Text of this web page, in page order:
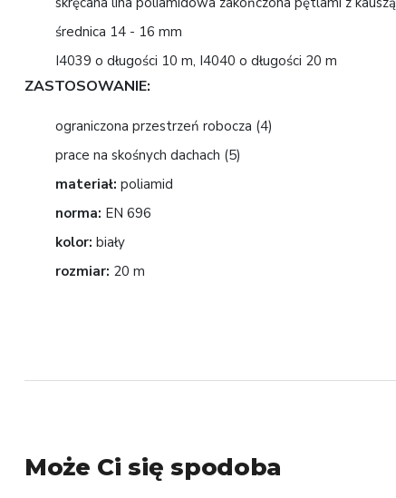
średnica 14 - 16 mm
I4039 o długości 10 m, I4040 o długości 20 m
ZASTOSOWANIE:
ograniczona przestrzeń robocza (4)
prace na skośnych dachach (5)
materiał: poliamid
norma: EN 696
kolor: biały
rozmiar: 20 m
Może Ci się spodoba